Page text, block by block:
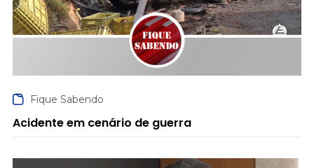
Fique Sabendo
Acidente em cenário de guerra